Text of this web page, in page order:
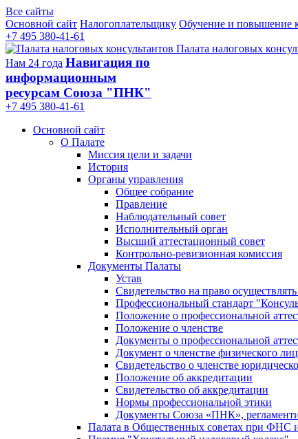
Все сайты
Основной сайт Налогоплательщику Обучение и повышение
+7 495 380-41-61
Палата налоговых
Нам 24 года Навигация по
информационным
ресурсам Союза "ПНК"
+7 495 380‑41‑61
Основной сайт
О Палате
Миссия цели и задачи
История
Органы управления
Общее собрание
Правление
Наблюдательный совет
Исполнительный орган
Высший аттестационный совет
Контрольно-ревизионная комиссия
Документы Палаты
Устав
Свидетельство на право
Профессиональный стандарт
Положение о профессиональной
Положение о членстве
Документы о профессиональной
Документ о членстве физического
Свидетельство о членстве
Положение об аккредитации
Свидетельство об аккредитации
Нормы профессиональной этики
Документы Союза «ПНК»,
Палата в Общественных советах при